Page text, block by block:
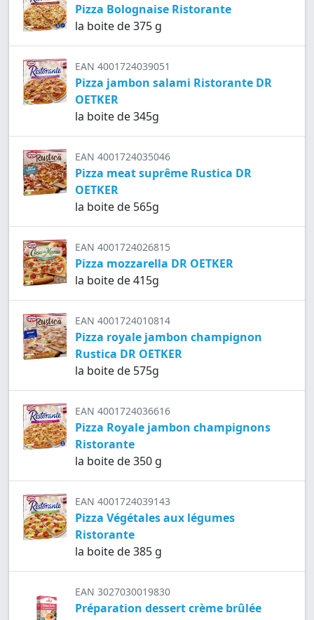
Pizza Bolognaise Ristorante
la boite de 375 g
EAN 4001724039051
Pizza jambon salami Ristorante DR
OETKER
la boite de 345g
EAN 4001724035046
Pizza meat suprême Rustica DR
OETKER
la boite de 565g
EAN 4001724026815
Pizza mozzarella DR OETKER
la boite de 415g
EAN 4001724010814
Pizza royale jambon champignon
Rustica DR OETKER
la boite de 575g
EAN 4001724036616
Pizza Royale jambon champignons
Ristorante
la boite de 350 g
EAN 4001724039143
Pizza Végétales aux légumes
Ristorante
la boite de 385 g
EAN 3027030019830
Préparation dessert crème brûlée